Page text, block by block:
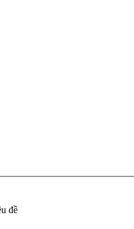
đề